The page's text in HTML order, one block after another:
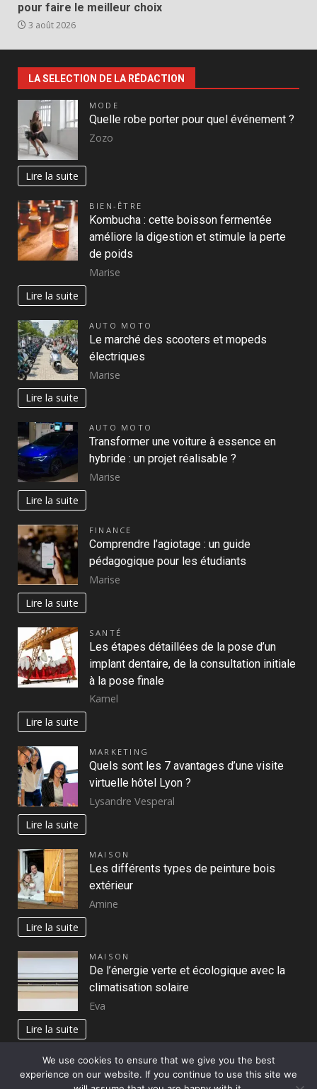
pour faire le meilleur choix
3 août 2026
LA SELECTION DE LA RÉDACTION
MODE
Quelle robe porter pour quel événement ?
Zozo
Lire la suite
BIEN-ÊTRE
Kombucha : cette boisson fermentée
améliore la digestion et stimule la perte
de poids
Marise
Lire la suite
AUTO MOTO
Le marché des scooters et mopeds
électriques
Marise
Lire la suite
AUTO MOTO
Transformer une voiture à essence en
hybride : un projet réalisable ?
Marise
Lire la suite
FINANCE
Comprendre l’agiotage : un guide
pédagogique pour les étudiants
Marise
Lire la suite
SANTÉ
Les étapes détaillées de la pose d’un
implant dentaire, de la consultation initiale
à la pose finale
Kamel
Lire la suite
MARKETING
Quels sont les 7 avantages d’une visite
virtuelle hôtel Lyon ?
Lysandre Vesperal
Lire la suite
MAISON
Les différents types de peinture bois
extérieur
Amine
Lire la suite
MAISON
De l’énergie verte et écologique avec la
climatisation solaire
Eva
Lire la suite
We use cookies to ensure that we give you the best
experience on our website. If you continue to use this site we